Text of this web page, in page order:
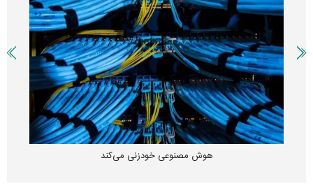
هوش مصنوعی خودزنی می‌کند